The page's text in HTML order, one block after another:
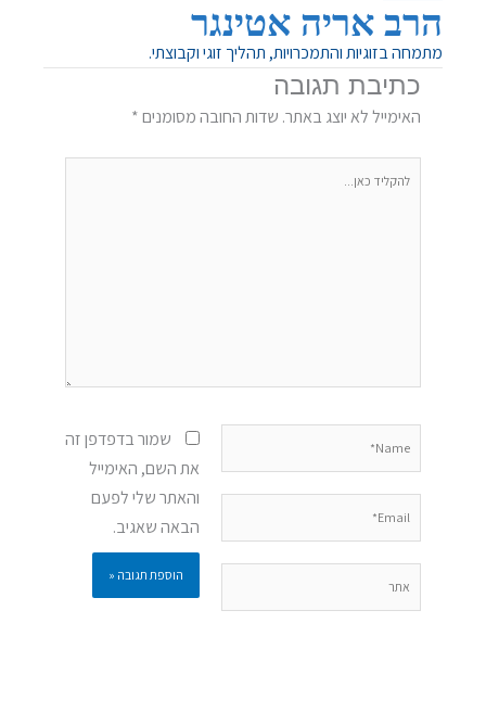
הרב אריה אטינגר
מתמחה בזוגיות והתמכרויות, תהליך זוגי וקבוצתי.
כתיבת תגובה
האימייל לא יוצג באתר. שדות החובה מסומנים*
להקליד
שמור בדפדפן זה
את השם, האימייל
והאתר שלי לפעם
הבאה שאגיב.